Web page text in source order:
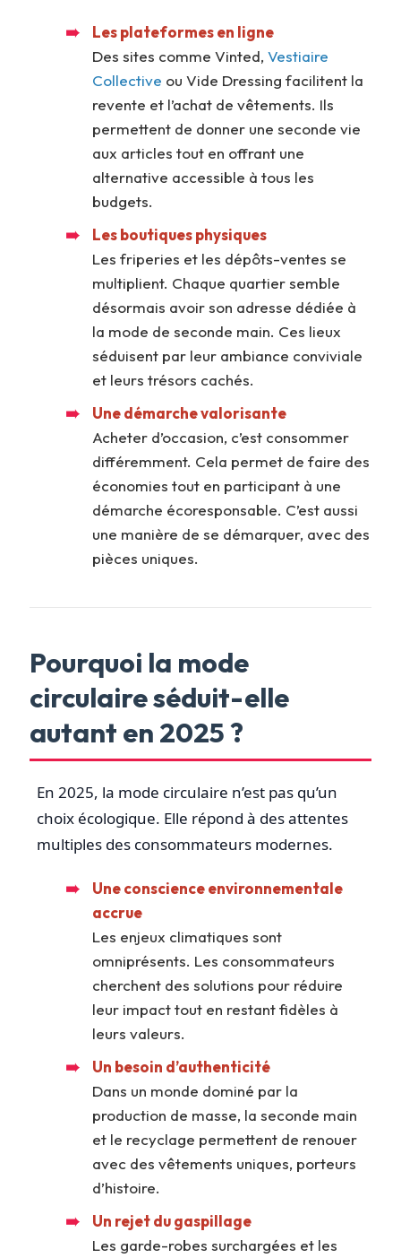
Les plateformes en ligne
Des sites comme Vinted, Vestiaire
Collective ou Vide Dressing facilitent la
revente et l’achat de vêtements. Ils
permettent de donner une seconde vie
aux articles tout en offrant une
alternative accessible à tous les
budgets.
Les boutiques physiques
Les friperies et les dépôts-ventes se
multiplient. Chaque quartier semble
désormais avoir son adresse dédiée à
la mode de seconde main. Ces lieux
séduisent par leur ambiance conviviale
et leurs trésors cachés.
Une démarche valorisante
Acheter d’occasion, c’est consommer
différemment. Cela permet de faire des
économies tout en participant à une
démarche écoresponsable. C’est aussi
une manière de se démarquer, avec des
pièces uniques.
Pourquoi la mode
circulaire séduit-elle
autant en 2025 ?
En 2025, la mode circulaire n’est pas qu’un
choix écologique. Elle répond à des attentes
multiples des consommateurs modernes.
Une conscience environnementale
accrue
Les enjeux climatiques sont
omniprésents. Les consommateurs
cherchent des solutions pour réduire
leur impact tout en restant fidèles à
leurs valeurs.
Un besoin d’authenticité
Dans un monde dominé par la
production de masse, la seconde main
et le recyclage permettent de renouer
avec des vêtements uniques, porteurs
d’histoire.
Un rejet du gaspillage
Les garde-robes surchargées et les